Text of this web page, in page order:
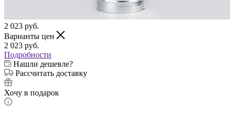
2 023 руб.
Варианты цен
2 023 руб.
Подробности
Нашли дешевле?
Рассчитать доставку
Хочу в подарок